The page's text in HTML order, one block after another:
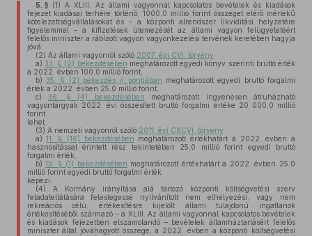
5. § (1) A XLIII. Az állami vagyonnal kapcsolatos bevételek és kiadások
fejezet kiadásai terhére történő, 1000,0 millió forint összeget elérő mértékű
kötelezettségvállalásokat és – a központi alrendszer likviditási helyzetére
figyelemmel – a kifizetések ütemezését az állami vagyon felügyeletéért
felelős miniszter a rábízott vagyon vagyonkezelési tervének keretében hagyja
jóvá.
(2) Az állami vagyonról szóló 2007. évi CVI. törvény
a) 33. § (2) bekezdésében meghatározott egyedi könyv szerinti bruttó érték
a 2022. évben 100,0 millió forint,
b) 35. § (2) bekezdés i) pontjában meghatározott egyedi bruttó forgalmi
érték a 2022. évben 25,0 millió forint,
c)
36. § (4) bekezdésében meghatározott ingyenesen átruházható
vagyontárgyak 2022. évi összesített bruttó forgalmi értéke 20 000,0 millió
forint
lehet.
(3) A nemzeti vagyonról szóló 2011. évi CXCVI. törvény
a) 11. § (16) bekezdésében meghatározott értékhatárt a 2022. évben a
hasznosítással érintett rész tekintetében 25,0 millió forint egyedi bruttó
forgalmi érték,
b) 13. § (1) bekezdésében meghatározott értékhatárt a 2022. évben 25,0
millió forint egyedi bruttó forgalmi érték
képezi.
(4) A Kormány irányítása alá tartozó központi költségvetési szerv
feladatellátására feleslegessé nyilvánított nem elhelyezési, vagy nem
rekreációs célú, értékesítésre kijelölt állami tulajdonú ingatlanok
értékesítéséből származó – a XLIII. Az állami vagyonnal kapcsolatos bevételek
és kiadások fejezetben elszámolandó – bevételek államháztartásért felelős
miniszter által jóváhagyott összege, a 2022. évben a központi költségvetési